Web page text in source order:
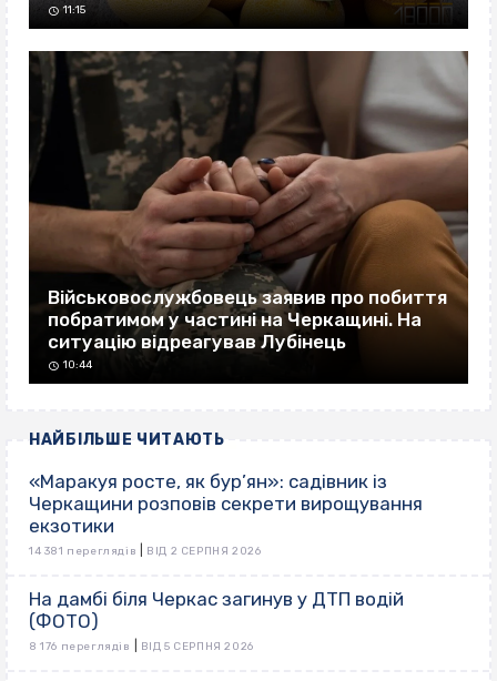
11:15
Військовослужбовець заявив про побиття
побратимом у частині на Черкащині. На
ситуацію відреагував Лубінець
10:44
НАЙБІЛЬШЕ ЧИТАЮТЬ
«Маракуя росте, як бур’ян»: садівник із
Черкащини розповів секрети вирощування
екзотики
14 381 переглядів ВІД 2 СЕРПНЯ 2026
На дамбі біля Черкас загинув у ДТП водій
(ФОТО)
8 176 переглядів ВІД 5 СЕРПНЯ 2026